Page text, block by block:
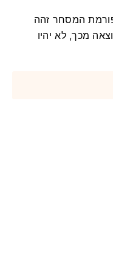
המסחר זהה
מכך, לא יהיו